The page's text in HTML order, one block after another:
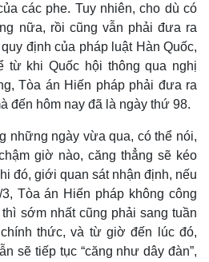
các phe. Tuy nhiên, cho dù có
nữa, rồi cũng vẫn phải đưa ra
định của pháp luật Hàn Quốc,
từ khi Quốc hội thông qua nghị
Tòa án Hiến pháp phải đưa ra
đến hôm nay đã là ngày thứ 98.
những ngày vừa qua, có thể nói,
giờ nào, căng thẳng sẽ kéo
đó, giới quan sát nhận định, nếu
Tòa án Hiến pháp không công
sớm nhất cũng phải sang tuần
thức, và từ giờ đến lúc đó,
sẽ tiếp tục “căng như dây đàn”,